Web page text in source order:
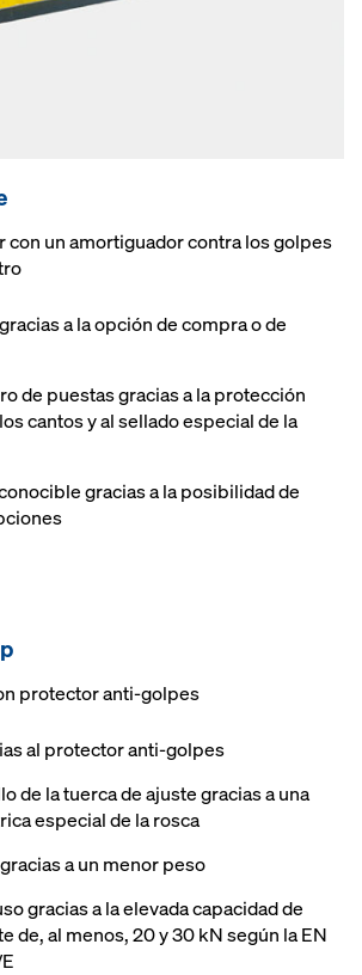
con un amortiguador contra los golpes
a la opción de compra o de
de puestas gracias a la protección
cantos y al sellado especial de la
gracias a la posibilidad de
protector anti-golpes
al protector anti-golpes
de la tuerca de ajuste gracias a una
especial de la rosca
a un menor peso
gracias a la elevada capacidad de
de, al menos, 20 y 30 kN según la EN